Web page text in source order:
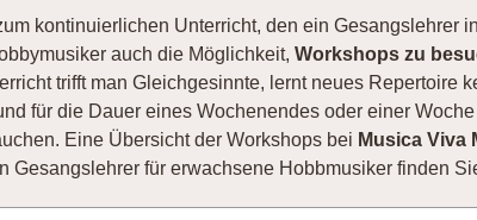
kontinuierlichen Unterricht, den ein Gesangslehrer
auch die Möglichkeit, Workshops zu
trifft man Gleichgesinnte, lernt neues Repertoire
für die Dauer eines Wochenendes oder einer
Eine Übersicht der Workshops bei Musica Viva
Gesangslehrer für erwachsene Hobbmusiker finden